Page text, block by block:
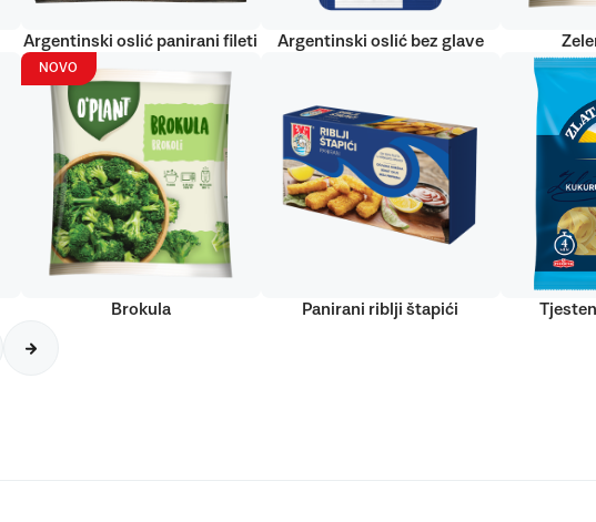
Argentinski oslić panirani fileti Argentinski oslić bez glave
NOVO
Brokula Panirani riblji štapići